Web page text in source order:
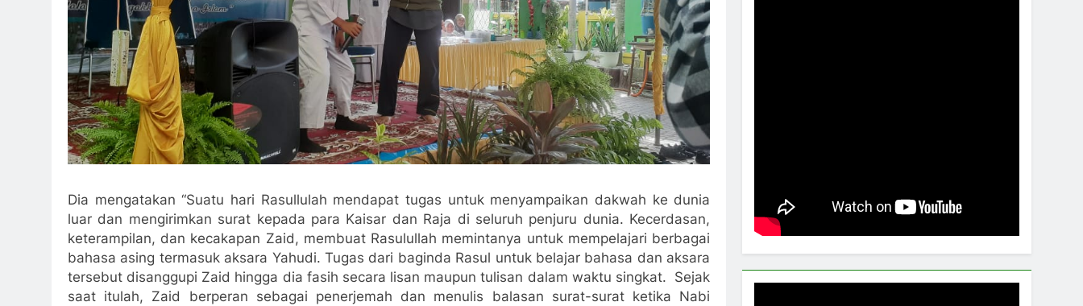
Dia mengatakan “Suatu hari Rasullulah mendapat tugas untuk menyampaikan dakwah ke dunia
luar dan mengirimkan surat kepada para Kaisar dan Raja di seluruh penjuru dunia. Kecerdasan,
keterampilan, dan kecakapan Zaid, membuat Rasulullah memintanya untuk mempelajari berbagai
bahasa asing termasuk aksara Yahudi. Tugas dari baginda Rasul untuk belajar bahasa dan aksara
tersebut disanggupi Zaid hingga dia fasih secara lisan maupun tulisan dalam waktu singkat. Sejak
saat itulah, Zaid berperan sebagai penerjemah dan menulis balasan surat-surat ketika Nabi